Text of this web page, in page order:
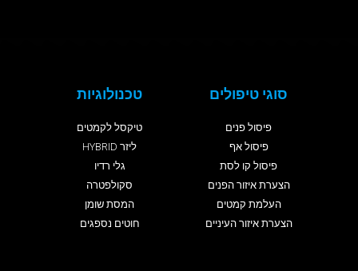
סוגי טיפולים
פיסול פנים
פיסול אף
פיסול קו לסת
הצערת איזור הפנים
העלמת קמטים
הצערת איזור העיניים
טכנולוגיות
טיקסל לקמטים
ליזר HYBRID
גלי רדיו
סקולפטרה
המסת שומן
חוטים נספגים